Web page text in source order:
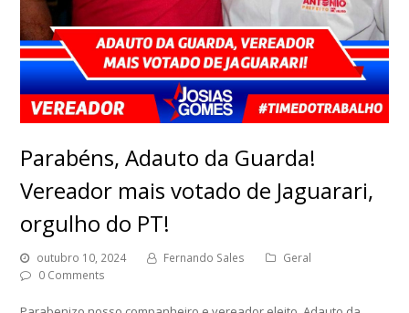
Parabéns, Adauto da Guarda!
Vereador mais votado de Jaguarari,
orgulho do PT!
outubro 10, 2024 Fernando Sales
Geral
0 Comments